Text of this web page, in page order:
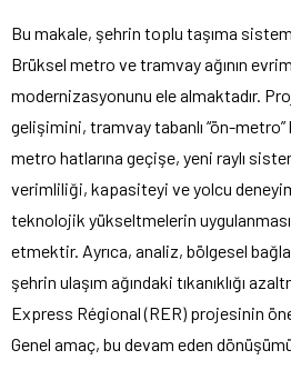
Bu makale, şehrin toplu taşıma
Brüksel metro ve tramvay ağının
modernizasyonunu ele almaktadır.
gelişimini, tramvay tabanlı “ön-
metro hatlarına geçişe, yeni raylı
verimliliği, kapasiteyi ve yolcu
teknolojik yükseltmelerin
etmektir. Ayrıca, analiz, bölgesel
şehrin ulaşım ağındaki tıkanıklığı
Express Régional (RER) projesinin
Genel amaç, bu devam eden